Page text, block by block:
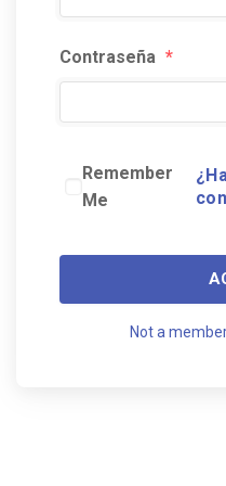
Contraseña *
Remember
Me
Not a